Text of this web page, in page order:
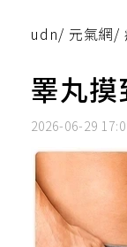
udn/ 元氣網/
睪丸
2026-06-29